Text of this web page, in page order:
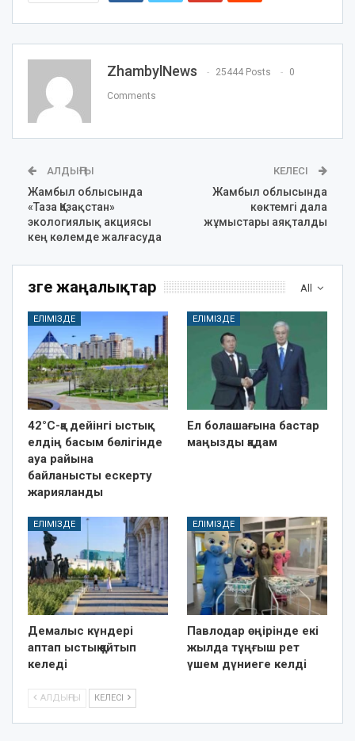
ZhambylNews 25444 Posts 0
Comments
АЛДЫҢҒЫ
Жамбыл облысында
«Таза Қазақстан»
экологиялық акциясы
кең көлемде жалғасуда
КЕЛЕСІ
Жамбыл облысында
көктемгі дала
жұмыстары аяқталды
All
Өзге жаңалықтар
ЕЛІМІЗДЕ
42°C-қа дейінгі ыстық:
елдің басым бөлігінде
ауа райына
байланысты ескерту
жарияланды
ЕЛІМІЗДЕ
Ел болашағына бастар
маңызды қадам
ЕЛІМІЗДЕ
Демалыс күндері
аптап ыстық қайтып
келеді
ЕЛІМІЗДЕ
Павлодар өңірінде екі
жылда тұңғыш рет
үшем дүниеге келді
АЛДЫҢҒЫ КЕЛЕСІ